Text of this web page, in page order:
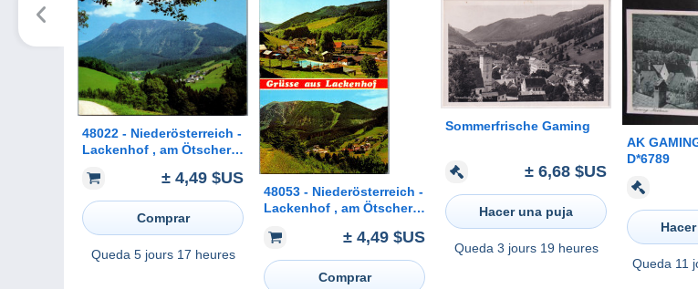
48022 - Niederösterreich -
Lackenhof , am Ötscher ,
± 4,49 $US
Comprar
Queda 5 jours 17 heures
48053 - Niederösterreich -
Lackenhof , am Ötscher ,
± 4,49 $US
Comprar
Sommerfrische Gaming
± 6,68 $US
Hacer una puja
Queda 3 jours 19 heures
AK
D*6789
Queda 11